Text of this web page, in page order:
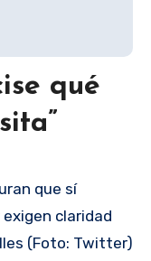
qué
que sí
claridad
(Foto: Twitter)